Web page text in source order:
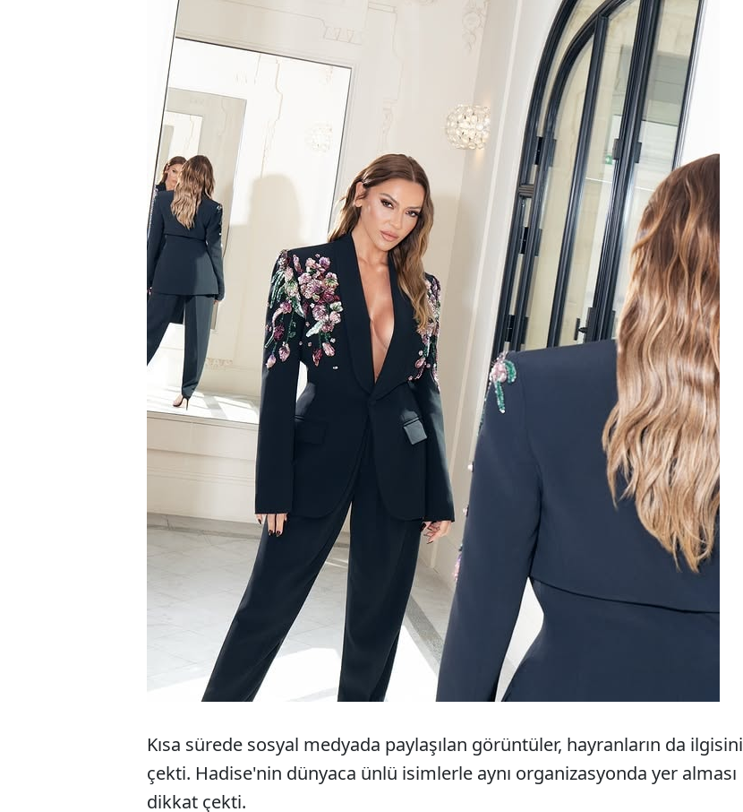
Kısa sürede sosyal medyada paylaşılan görüntüler, hayranların da ilgisini
çekti. Hadise'nin dünyaca ünlü isimlerle aynı organizasyonda yer alması
dikkat çekti.